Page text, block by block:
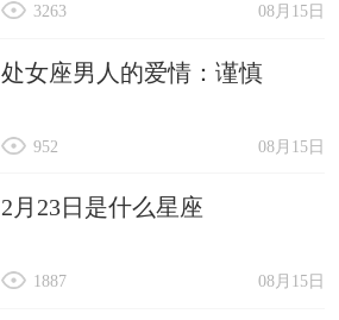
08月15日
3263
处女座男人的爱情：谨慎
08月15日
952
2月23日是什么星座
08月15日
1887